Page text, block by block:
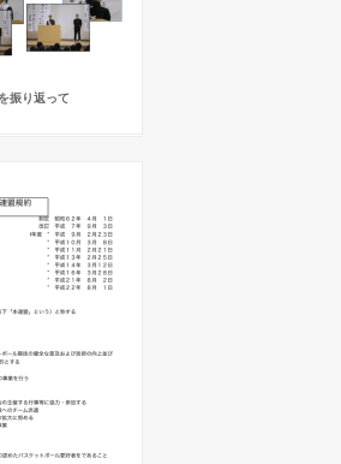
振り返って